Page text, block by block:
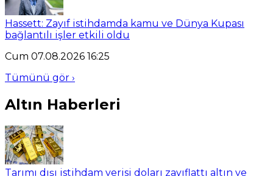
Hassett: Zayıf istihdamda kamu ve Dünya Kupası
bağlantılı işler etkili oldu
Cum 07.08.2026 16:25
Tümünü gör ›
Altın Haberleri
Tarımı dışı istihdam verisi doları zayıflattı altın ve